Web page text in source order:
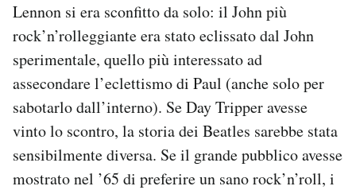
Lennon si era sconfitto da solo: il John più
rock’n’rolleggiante era stato eclissato dal John
sperimentale, quello più interessato ad
assecondare l’eclettismo di Paul (anche solo per
sabotarlo dall’interno). Se Day Tripper avesse
vinto lo scontro, la storia dei Beatles sarebbe stata
sensibilmente diversa. Se il grande pubblico avesse
mostrato nel ’65 di preferire un sano rock’n’roll, i